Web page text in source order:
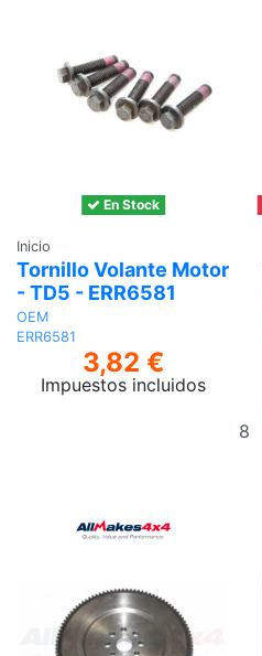
En Stock
Inicio
Tornillo Volante Motor
- TD5 - ERR6581
OEM
ERR6581
3,82 €
Impuestos incluidos